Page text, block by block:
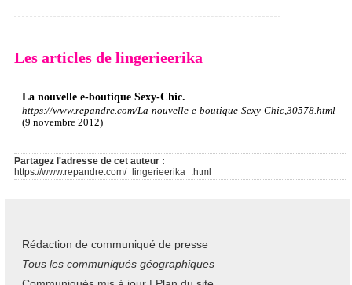
Les articles de lingerieerika
La nouvelle e-boutique Sexy-Chic.
https://www.repandre.com/La-nouvelle-e-boutique-Sexy-Chic,30578.html
(9 novembre 2012)
Partagez l'adresse de cet auteur :
https://www.repandre.com/_lingerieerika_.html
Rédaction de communiqué de presse
Tous les communiqués géographiques